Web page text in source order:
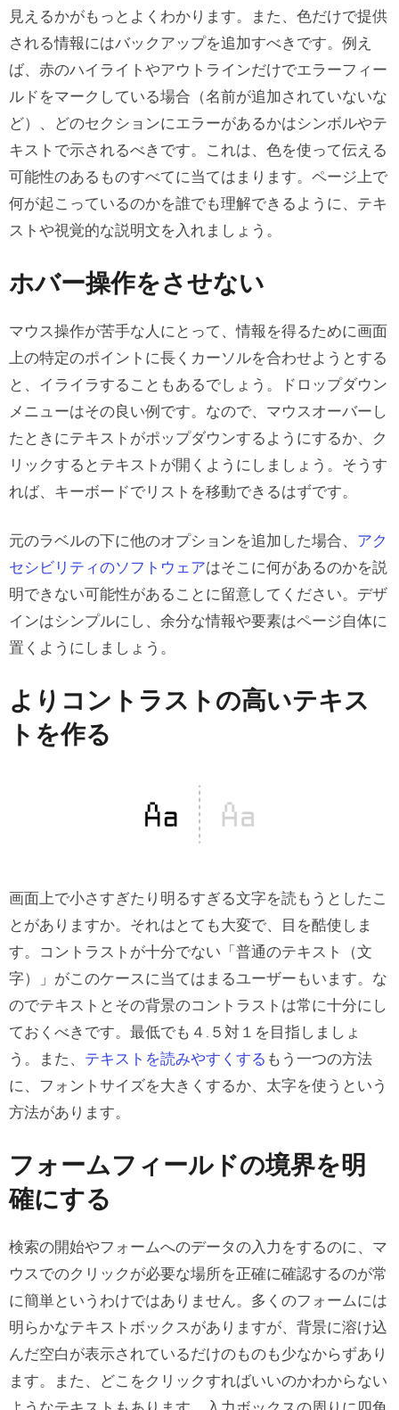
見えるかがもっとよくわかります。また、色だけで提供
される情報にはバックアップを追加すべきです。例え
ば、赤のハイライトやアウトラインだけでエラーフィー
ルドをマークしている場合（名前が追加されていないな
ど）、どのセクションにエラーがあるかはシンボルやテ
キストで示されるべきです。これは、色を使って伝える
可能性のあるものすべてに当てはまります。ページ上で
何が起こっているのかを誰でも理解できるように、テキ
ストや視覚的な説明文を入れましょう。
ホバー操作をさせない
マウス操作が苦手な人にとって、情報を得るために画面
上の特定のポイントに長くカーソルを合わせようとする
と、イライラすることもあるでしょう。ドロップダウン
メニューはその良い例です。なので、マウスオーバーし
たときにテキストがポップダウンするようにするか、ク
リックするとテキストが開くようにしましょう。そうす
れば、キーボードでリストを移動できるはずです。
元のラベルの下に他のオプションを追加した場合、 アク
セシビリティのソフトウェアはそこに何があるのかを説
明できない可能性があることに留意してください。デザ
インはシンプルにし、余分な情報や要素はページ自体に
置くようにしましょう。
よりコントラストの高いテキス
トを作る
画面上で小さすぎたり明るすぎる文字を読もうとしたこ
とがありますか。それはとても大変で、目を酷使しま
す。コントラストが十分でない「普通のテキスト
（文
字）」がこのケースに当てはまるユーザーもいます。な
のでテキストとその背景のコントラストは常に十分にし
ておくべきです。最低でも４.５対１を目指しましょ
う。また、 テキストを読みやすくする もう一つの方法
に、フォントサイズを大きくするか、太字を使うという
方法があります。
フォームフィールドの境界を明
確にする
検索の開始やフォームへのデータの入力をするのに、マ
ウスでのクリックが必要な場所を正確に確認するのが常
に簡単というわけではありません。多くのフォームには
明らかなテキストボックスがありますが、背景に溶け込
んだ空白が表示されているだけのものも少なからずあり
ます。また、どこをクリックすればいいのかわからない